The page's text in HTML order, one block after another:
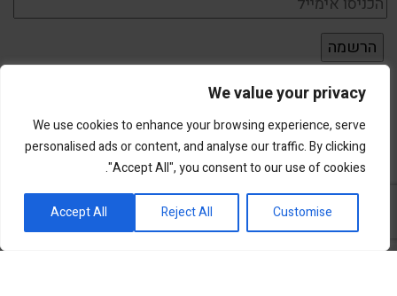
We value your privacy
We use cookies to enhance your browsing experience, serve
personalised ads or content, and analyse our traffic. By clicking
"Accept All", you consent to our use of cookies.
Customise
Reject All
Accept Allפורטל השקעות וחדשנות